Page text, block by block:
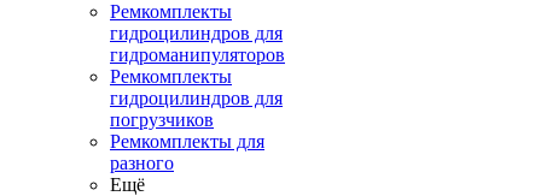
Ремкомплекты
гидроцилиндров для
гидроманипуляторов
Ремкомплекты
гидроцилиндров для
погрузчиков
Ремкомплекты для
разного
Ещё